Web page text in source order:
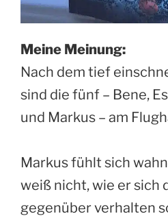
Meine Meinung:
Nach dem tief
sind die fünf – Bene,
und Markus – am
Markus fühlt sich
weiß nicht, wie er sich
gegenüber verhalten